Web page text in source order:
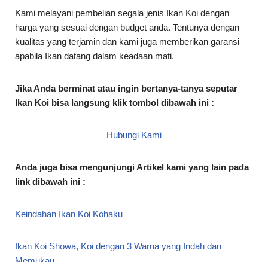
Kami melayani pembelian segala jenis Ikan Koi dengan
harga yang sesuai dengan budget anda. Tentunya dengan
kualitas yang terjamin dan kami juga memberikan garansi
apabila Ikan datang dalam keadaan mati.
Jika Anda berminat atau ingin bertanya-tanya seputar
Ikan Koi bisa langsung klik tombol dibawah ini :
Hubungi Kami
Anda juga bisa mengunjungi Artikel kami yang lain pada
link dibawah ini :
Keindahan Ikan Koi Kohaku
Ikan Koi Showa, Koi dengan 3 Warna yang Indah dan